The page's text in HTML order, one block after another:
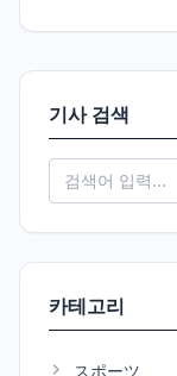
기사 검색
카테고리
スポーツ